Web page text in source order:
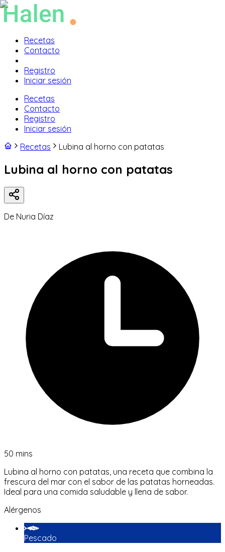
Recetas
Contacto
Registro
Iniciar sesión
Recetas
Contacto
Registro
Iniciar sesión
Recetas
Lubina al horno con patatas
Lubina al horno con patatas
De Nuria Díaz
50 mins
Lubina al horno con patatas, una receta que combina la
frescura del mar con el sabor de las patatas horneadas.
Ideal para una comida saludable y llena de sabor.
Alérgenos
Pescado